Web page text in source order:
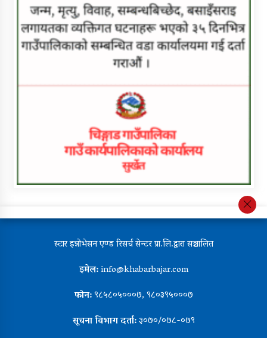
स्टार इन्नोभेसन एण्ड रिसर्च सेन्टर प्रा.लि.द्वारा सञ्चालित
इमेल:info@khabarbajar.com
फोन:९८५८०५०००७, ९८०३९५०००७
सूचना विभाग दर्ता:३०७०/०७८-०७९